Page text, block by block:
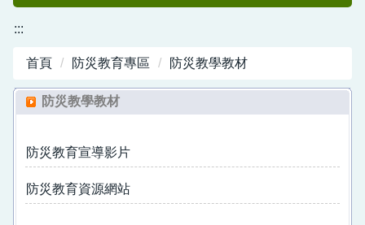
中港國小50
:::
首頁 防災教育專區 防災教學教材
防災教學教材
防災教育宣導影片
防災教育資源網站